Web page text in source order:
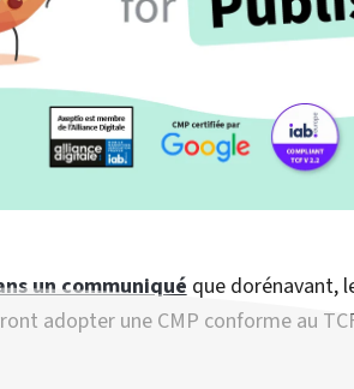
un communiqué que dorénavant,
adopter une CMP conforme au